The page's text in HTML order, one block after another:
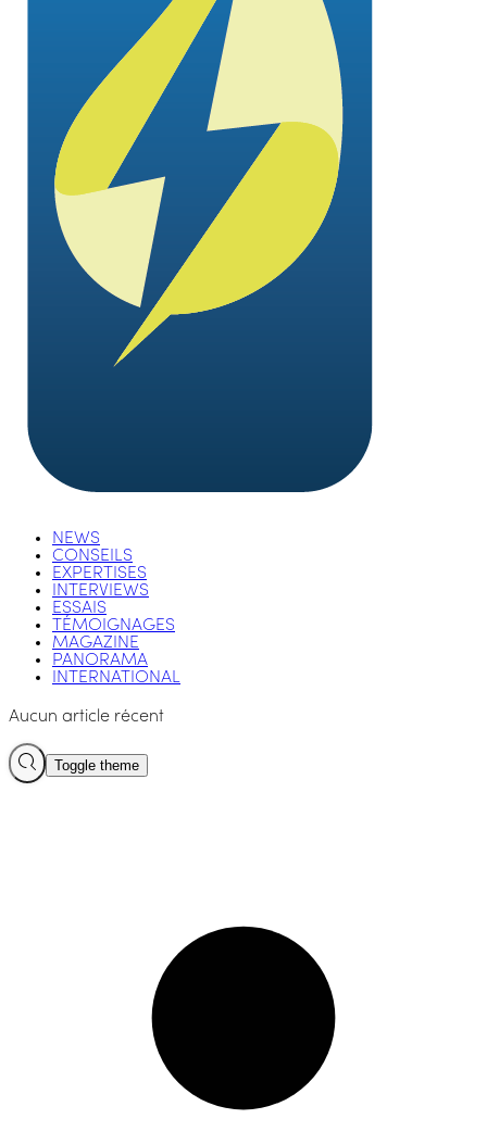
NEWS
CONSEILS
EXPERTISES
INTERVIEWS
ESSAIS
TÉMOIGNAGES
MAGAZINE
PANORAMA
INTERNATIONAL
Aucun article récent
Toggle theme